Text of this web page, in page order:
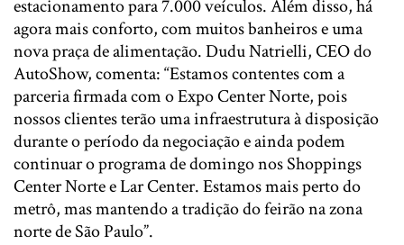
estacionamento para 7.000 veículos. Além disso, há
agora mais conforto, com muitos banheiros e uma
nova praça de alimentação. Dudu Natrielli, CEO do
AutoShow, comenta: “Estamos contentes com a
parceria firmada com o Expo Center Norte, pois
nossos clientes terão uma infraestrutura à disposição
durante o período da negociação e ainda podem
continuar o programa de domingo nos Shoppings
Center Norte e Lar Center. Estamos mais perto do
metrô, mas mantendo a tradição do feirão na zona
norte de São Paulo”.